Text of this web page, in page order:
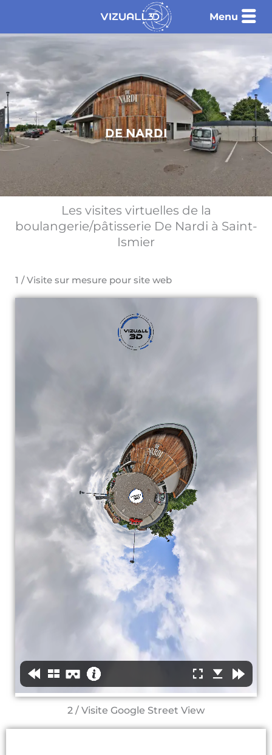
contenu
De Nardi
Les visites virtuelles de la
boulangerie/pâtisserie De Nardi à Saint-
Ismier
1 / Visite sur mesure pour site web
2 / Visite Google Street View
Menu